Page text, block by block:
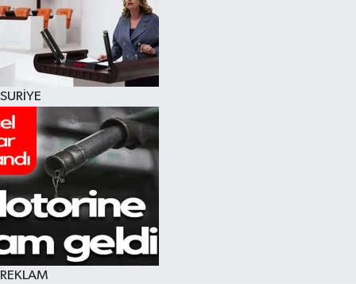
SURİYE
REKLAM